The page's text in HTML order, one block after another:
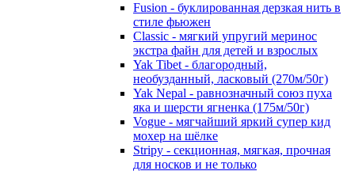
Fusion - буклированная дерзкая нить в
стиле фьюжен
Classic - мягкий упругий меринос
экстра файн для детей и взрослых
Yak Tibet - благородный,
необузданный, ласковый (270м/50г)
Yak Nepal - равнозначный союз пуха
яка и шерсти ягненка (175м/50г)
Vogue - мягчайший яркий супер кид
мохер на шёлке
Stripy - секционная, мягкая, прочная
для носков и не только